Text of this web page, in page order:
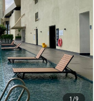
1/9